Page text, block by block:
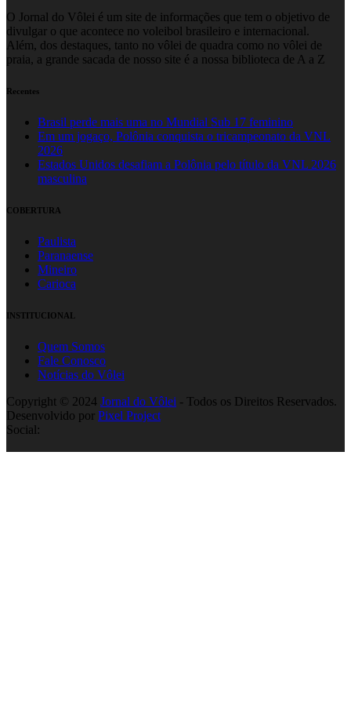
O Jornal do Vôlei é um site de informações que tem o objetivo de
divulgar o que acontece no voleibol brasileiro e internacional.
Além, dos destaques, tanto no vôlei de quadra como no vôlei de
praia, a grande sacada de nosso site é a nossa biblioteca de A a Z
Recentes
Brasil perde mais uma no Mundial Sub 17 feminino
Em um jogaço, Polônia conquista o tricampeonato da VNL
2026
Estados Unidos desafiam a Polônia pelo título da VNL 2026
masculina
COBERTURA
Paulista
Paranaense
Mineiro
Carioca
INSTITUCIONAL
Quem Somos
Fale Conosco
Notícias do Vôlei
Copyright © 2024 Jornal do Vôlei - Todos os Direitos Reservados.
Desenvolvido por Pixel Project
Social: